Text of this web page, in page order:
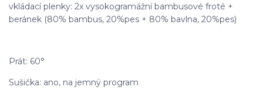
vkládací plenky: 2x vysokogramážní bambusové froté +
beránek (80% bambus, 20%pes + 80% bavlna, 20%pes)
Prát: 60°
Sušička: ano, na jemný program